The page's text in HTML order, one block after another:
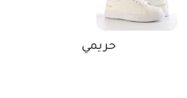
حريمي